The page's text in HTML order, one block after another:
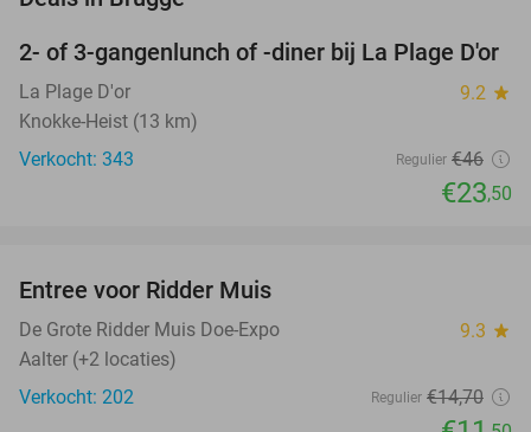
49%
2- of 3-gangenlunch of -diner bij La Plage D'or
La Plage D'or 9.2 star
Knokke-Heist (13 km)
Verkocht: 343
Regulier €46
€23,50
TODAY
Entree voor Ridder Muis
De Grote Ridder Muis Doe-Expo 9.3 star
Aalter (+2 locaties)
Verkocht: 202
Regulier €14,70